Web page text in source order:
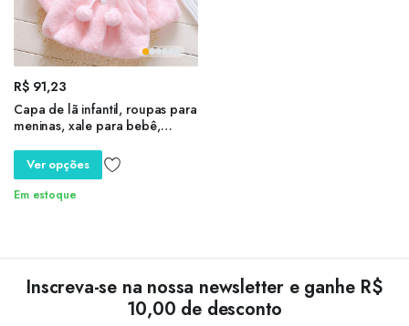
R$91,23
Capa de lã infantil, roupas para
meninas, xale para bebê,
outono e inverno, novo
Ver opções
Em estoque
Inscreva-se na nossa newsletter e ganhe R$
10,00 de desconto